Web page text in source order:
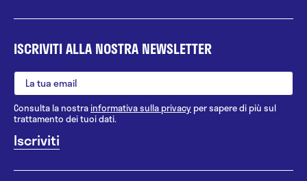
ISCRIVITI ALLA NOSTRA NEWSLETTER
Consulta la nostrainformativa sulla privacy per sapere di più sul
trattamento dei tuoi dati.